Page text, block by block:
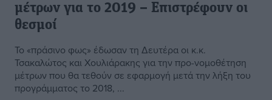
μέτρων για το 2019 – Επιστρέφουν οι
θεσμοί
To «πράσινο φως» έδωσαν τη Δευτέρα οι κ.κ.
Τσακαλώτος και Χουλιάρακης για την προ-νομοθέτηση
μέτρων που θα τεθούν σε εφαρμογή μετά την λήξη του
προγράμματος το 2018, ...